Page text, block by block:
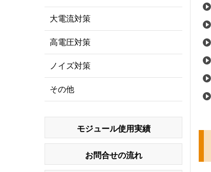
大電流対策
高電圧対策
ノイズ対策
その他
モジュール使用実績
お問合せの流れ